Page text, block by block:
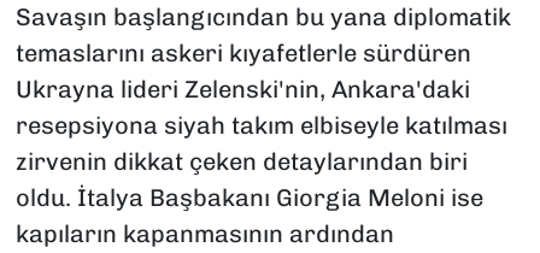
Savaşın başlangıcından bu yana diplomatik
temaslarını askeri kıyafetlerle sürdüren
Ukrayna lideri Zelenski'nin, Ankara'daki
resepsiyona siyah takım elbiseyle katılması
zirvenin dikkat çeken detaylarından biri
oldu. İtalya Başbakanı Giorgia Meloni ise
kapıların kapanmasının ardından